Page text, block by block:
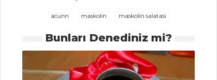
Tarifleri
MEZELER
acunn maskolin maskolin salatası
Bunları Denediniz mi?